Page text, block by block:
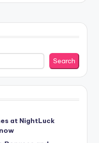
Search
at NightLuck